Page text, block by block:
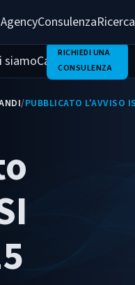
Consulenza
siamoCasi di successo
RICHIEDI UNA
CONSULENZA
/PUBBLICATO L'AVVISO